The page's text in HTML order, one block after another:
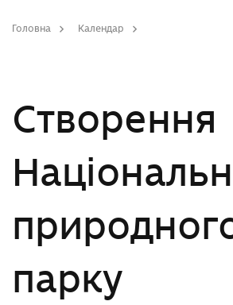
Головна
Календар
Створення
парку